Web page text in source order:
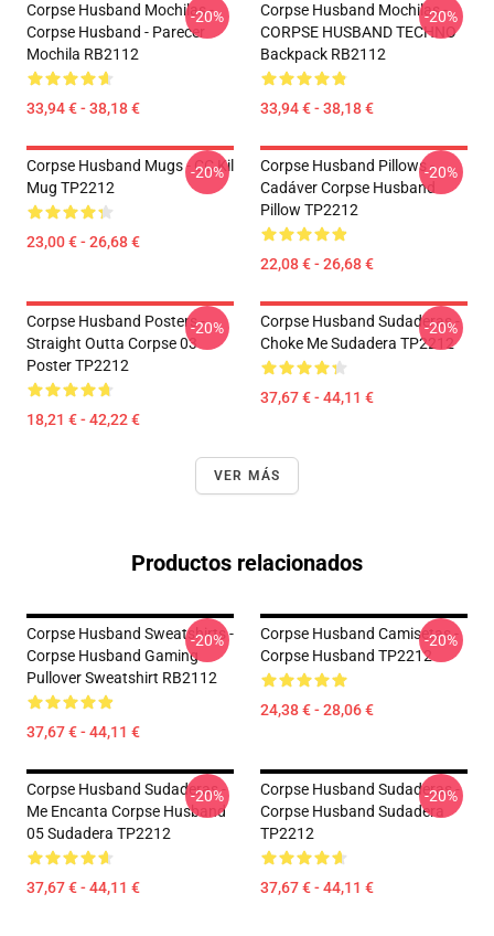
Corpse Husband Mochilas -
Corpse Husband - Parecer
Mochila RB2112
33,94 € - 38,18 €
-20%
Corpse Husband Mochilas -
CORPSE HUSBAND TECHNO
Backpack RB2112
33,94 € - 38,18 €
-20%
Corpse Husband Mugs - CC Kil
Mug TP2212
23,00 € - 26,68 €
-20%
Corpse Husband Pillows -
Cadáver Corpse Husband
Pillow TP2212
22,08 € - 26,68 €
-20%
Corpse Husband Posters -
Straight Outta Corpse 03
Poster TP2212
18,21 € - 42,22 €
-20%
Corpse Husband Sudaderas -
Choke Me Sudadera TP2212
37,67 € - 44,11 €
-20%
VER MÁS
Productos relacionados
Corpse Husband Sweatshirts -
Corpse Husband Gaming
Pullover Sweatshirt RB2112
37,67 € - 44,11 €
-20%
Corpse Husband Camisetas -
Corpse Husband TP2212
24,38 € - 28,06 €
-20%
Corpse Husband Sudaderas -
Me Encanta Corpse Husband
05 Sudadera TP2212
37,67 € - 44,11 €
-20%
Corpse Husband Sudaderas -
Corpse Husband Sudadera
TP2212
37,67 € - 44,11 €
-20%